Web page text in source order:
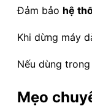
Đảm bảo hệ
Khi dừng máy
Nếu dùng
Mẹo